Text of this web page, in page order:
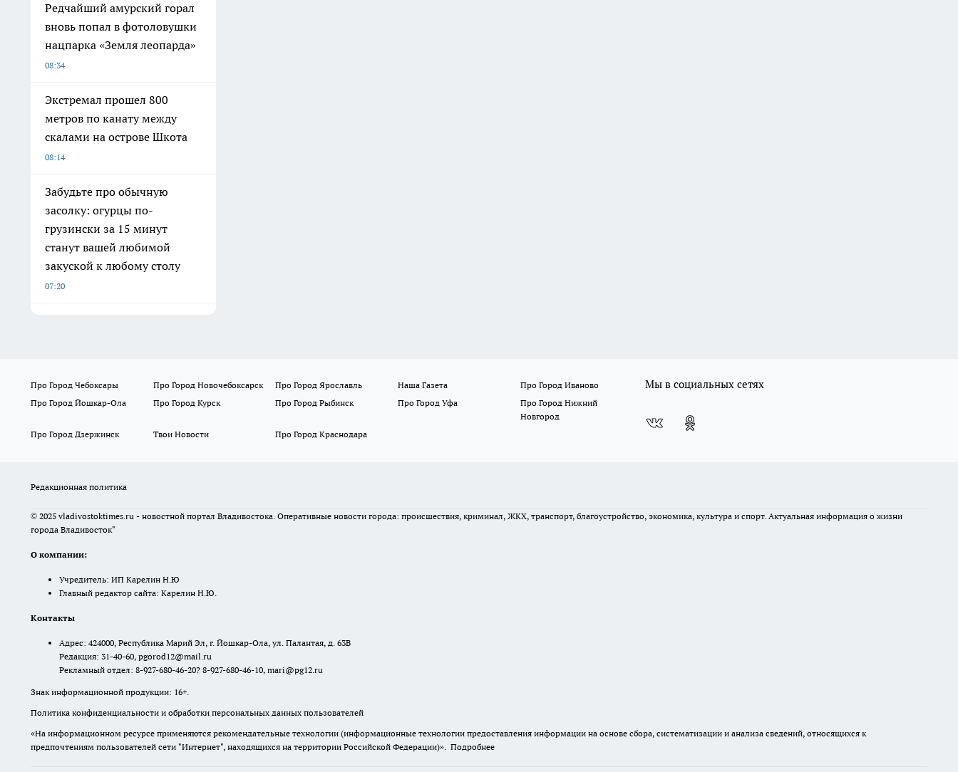
Редчайший амурский горал
вновь попал в фотоловушки
нацпарка «Земля леопарда»
08:34
Экстремал прошел 800
метров по канату между
скалами на острове Шкота
08:14
Забудьте про обычную
засолку: огурцы по-
грузински за 15 минут
станут вашей любимой
закуской к любому столу
07:20
Про Город Чебоксары Про Город Новочебоксарск Про Город Ярославль Наша Газета
Про Город Иваново
Про Город Йошкар-Ола
Про Город Курск Про Город Рыбинск Про Город Уфа
Про Город Нижний
Новгород
Про Город Дзержинск
Твои Новости Про Город Краснодара
Мы в социальных сетях
Редакционная политика
© 2025 vladivostoktimes.ru - новостной портал Владивостока. Оперативные новости города: происшествия, криминал, ЖКХ, транспорт, благоустройство, экономика, культура и спорт. Актуальная информация о жизни
города Владивосток"
О компании:
Учредитель: ИП Карелин Н.Ю
Главный редактор сайта: Карелин Н.Ю.
Контакты
Адрес: 424000, Республика Марий Эл, г. Йошкар-Ола, ул. Палантая, д. 63В
Редакция: 31-40-60, pgorod12@mail.ru
Рекламный отдел: 8-927-680-46-20? 8-927-680-46-10, mari@pg12.ru
Знак информационной продукции: 16+.
Политика конфиденциальности и обработки персональных данных пользователей
«На информационном ресурсе применяются рекомендательные технологии (информационные технологии предоставления информации на основе сбора, систематизации и анализа сведений, относящихся к
предпочтениям пользователей сети "Интернет", находящихся на территории Российской Федерации)». Подробнее